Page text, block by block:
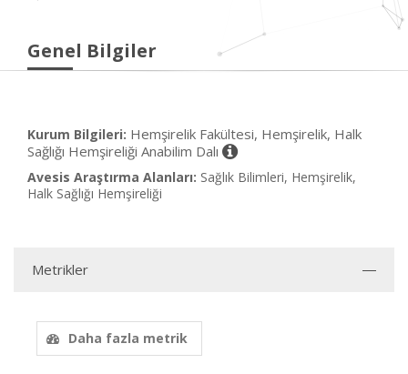
Genel Bilgiler
Kurum Bilgileri: Hemşirelik Fakültesi, Hemşirelik, Halk
Sağlığı Hemşireliği Anabilim Dalı
Avesis Araştırma Alanları: Sağlık Bilimleri, Hemşirelik,
Halk Sağlığı Hemşireliği
Metrikler
Daha fazla metrik